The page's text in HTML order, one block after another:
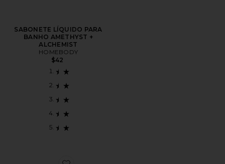
SABONETE LÍQUIDO PARA
BANHO AMETHYST +
ALCHEMIST
HOMEBODY
$42